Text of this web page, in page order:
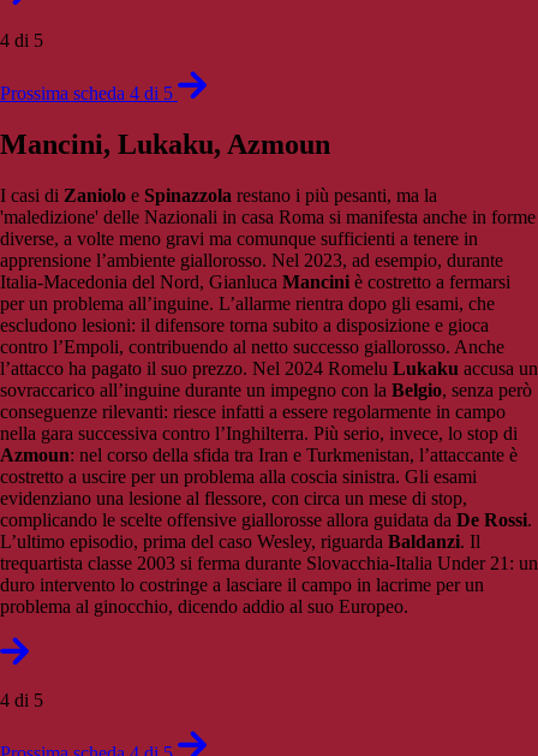
4 di 5
Prossima scheda 4 di 5
Mancini, Lukaku, Azmoun
I casi di Zaniolo e Spinazzola restano i più pesanti, ma la
'maledizione' delle Nazionali in casa Roma si manifesta anche in forme
diverse, a volte meno gravi ma comunque sufficienti a tenere in
apprensione l’ambiente giallorosso. Nel 2023, ad esempio, durante
Italia-Macedonia del Nord, Gianluca Mancini è costretto a fermarsi
per un problema all’inguine. L’allarme rientra dopo gli esami, che
escludono lesioni: il difensore torna subito a disposizione e gioca
contro l’Empoli, contribuendo al netto successo giallorosso. Anche
l’attacco ha pagato il suo prezzo. Nel 2024 Romelu Lukaku accusa un
sovraccarico all’inguine durante un impegno con la Belgio, senza però
conseguenze rilevanti: riesce infatti a essere regolarmente in campo
nella gara successiva contro l’Inghilterra. Più serio, invece, lo stop di
Azmoun: nel corso della sfida tra Iran e Turkmenistan, l’attaccante è
costretto a uscire per un problema alla coscia sinistra. Gli esami
evidenziano una lesione al flessore, con circa un mese di stop,
complicando le scelte offensive giallorosse allora guidata da De Rossi.
L’ultimo episodio, prima del caso Wesley, riguarda Baldanzi. Il
trequartista classe 2003 si ferma durante Slovacchia-Italia Under 21: un
duro intervento lo costringe a lasciare il campo in lacrime per un
problema al ginocchio, dicendo addio al suo Europeo.
4 di 5